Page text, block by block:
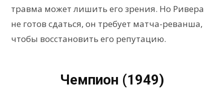
травма может лишить его зрения. Но Ривера
не готов сдаться, он требует матча-реванша,
чтобы восстановить его репутацию.
Чемпион (1949)